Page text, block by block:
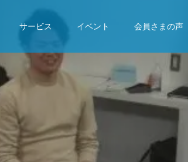
サービス イベント 会員さまの声